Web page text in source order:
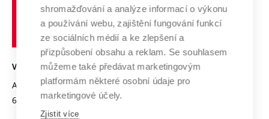
Transfer znalostí
Open Science
Projekty
Projekty ze strukturálních fondů
Specifický výzkum
Mezinárodní dohody
Univerzitní sítě
Udržitelná univerzita
Podnikavá univerzita / ContriBUTe
Bezpečná univerzita
Vyznamenání
Organizační struktura
učení
technické
Brně
VYSOKÉ UČENÍ TECHNICKÉ V BRNĚ
Antonínská 548/1
602 00 Brno
www.vut.cz
vut@vutbr.cz
shromažďování a analýze informací o výkonu
a používání webu, zajištění fungování funkcí
ze sociálních médií a ke zlepšení a
přizpůsobení obsahu a reklam. Se souhlasem
můžeme také předávat marketingovým
platformám některé osobní údaje pro
marketingové účely.
Zjistit více